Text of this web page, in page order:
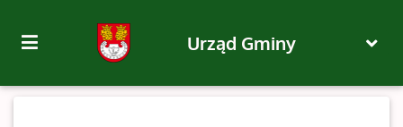
Urząd Gminy